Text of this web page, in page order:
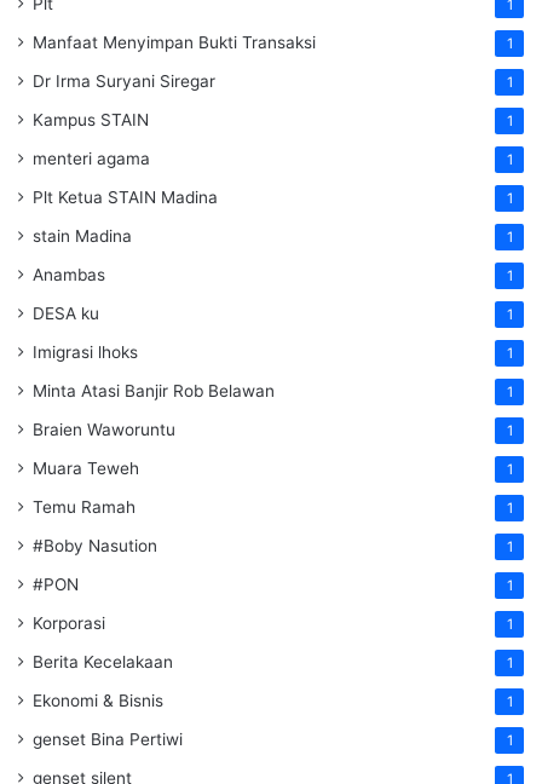
1
Manfaat Menyimpan Bukti Transaksi 1
Dr Irma Suryani Siregar 1
Kampus STAIN 1
menteri agama 1
Plt Ketua STAIN Madina 1
stain Madina 1
Anambas 1
DESA ku 1
Imigrasi lhoks 1
Minta Atasi Banjir Rob Belawan 1
Braien Waworuntu 1
Muara Teweh 1
Temu Ramah 1
#Boby Nasution 1
#PON 1
Korporasi 1
Berita Kecelakaan 1
Ekonomi & Bisnis 1
genset Bina Pertiwi 1
genset silent 1